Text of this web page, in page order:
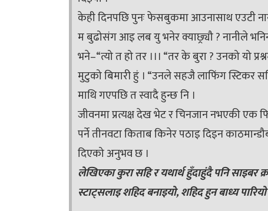
केही दिनपछि पुनः फेसबुकमा आउनासाथ एउटी
म बुढोसंग आइ लब यु भनेर क्याछ्र्यौ ? नानीले
भने–“त्यो त हो तर ।।। “तर के बुरा ? उनको यो
मुटुको बिमारी हुं । “उनले सहजै लाफिंग स्टिकर
माथि गएपछि त स्वादै हुन्छ नि ।
जीवनमा प्रत्यक्ष देख भेट र चिनजान नभएकी एक
पर्ने तीनवटा किताब किनेर पठाइ दिइन
दिएको अनुभव छ ।
लेखिएका कुरा सहि र यथार्थ हुँदाहुंदै पनि साइबर
स्टाट्सलाइ शहिद बनाइयो, शहिद हुन बाध्य